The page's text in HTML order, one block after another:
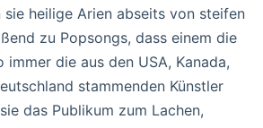
heilige Arien abseits von steifen
zu Popsongs, dass einem die
immer die aus den USA, Kanada,
stammenden Künstler
das Publikum zum Lachen,